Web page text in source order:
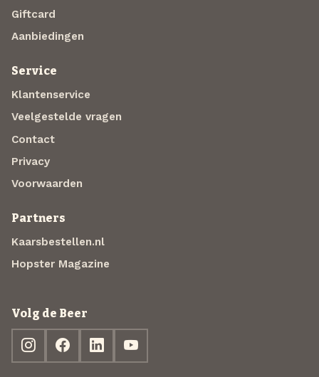
Giftcard
Aanbiedingen
Service
Klantenservice
Veelgestelde vragen
Contact
Privacy
Voorwaarden
Partners
Kaarsbestellen.nl
Hopster Magazine
Volg de Beer